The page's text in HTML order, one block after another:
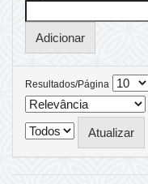
Resultados/Página